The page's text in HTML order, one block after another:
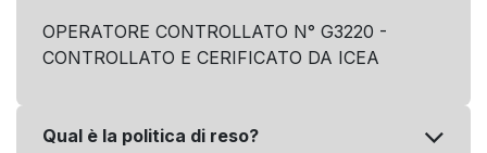
OPERATORE CONTROLLATO N° G3220 -
CONTROLLATO E CERIFICATO DA ICEA
Qual è la politica di reso?